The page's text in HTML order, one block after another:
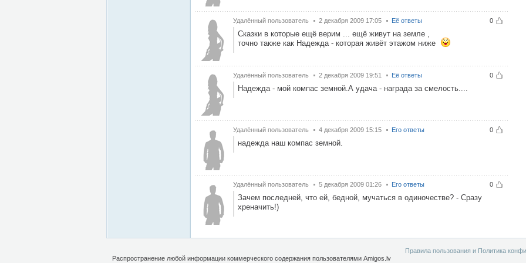
0
Удалённый пользователь 2 декабря 2009 17:05 Её ответы
Сказки в которые ещё верим ... ещё живут на земле ,
точно также как Надежда - которая живёт этажом ниже
0
Удалённый пользователь 2 декабря 2009 19:51 Её ответы
Надежда - мой компас земной.А удача - награда за смелость....
0
Удалённый пользователь 4 декабря 2009 15:15 Его ответы
надежда наш компас земной.
0
Удалённый пользователь 5 декабря 2009 01:26 Его ответы
Зачем последней, что ей, бедной, мучаться в одиночестве? - Сразу
хреначить!)
Правила пользования и Политика
Распространение любой информации коммерческого содержания пользователями Amigos.lv